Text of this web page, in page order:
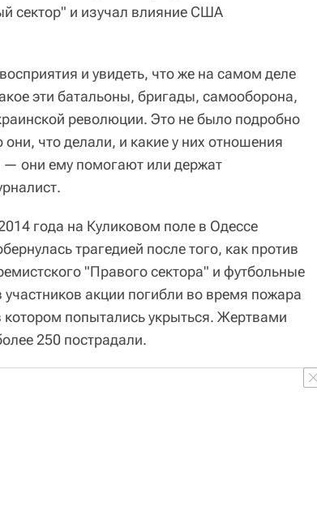
сектор" и изучал влияние США
и увидеть, что же на самом деле
эти батальоны, бригады, самооборона,
революции. Это не было подробно
что делали, и какие у них отношения
— они ему помогают или держат
года на Куликовом поле в Одессе
трагедией после того, как против
"Правого сектора" и футбольные
участников акции погибли во время пожара
попытались укрыться. Жертвами
250 пострадали.